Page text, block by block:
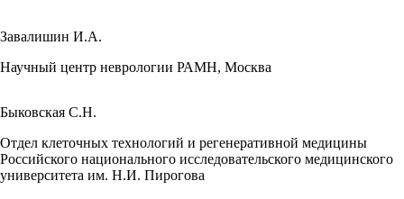
Завалишин И.А.
Научный центр неврологии РАМН, Москва
Быковская С.Н.
Отдел клеточных технологий и регенеративной медицины
Российского национального исследовательского медицинского
университета им. Н.И. Пирогова